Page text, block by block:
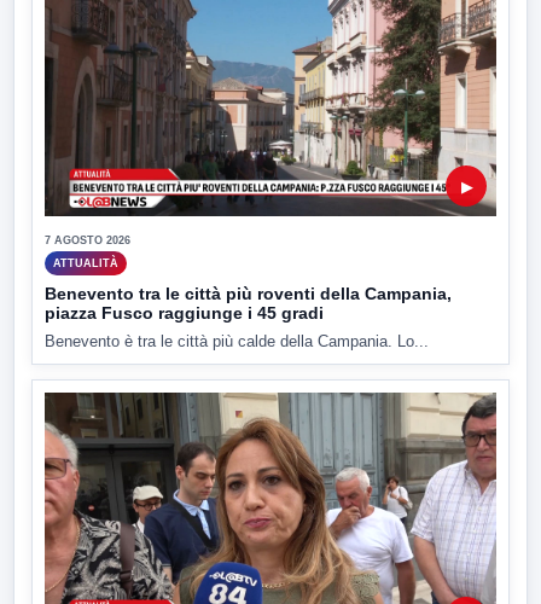
▶
7 AGOSTO 2026
ATTUALITÀ
Benevento tra le città più roventi della Campania,
piazza Fusco raggiunge i 45 gradi
Benevento è tra le città più calde della Campania. Lo...